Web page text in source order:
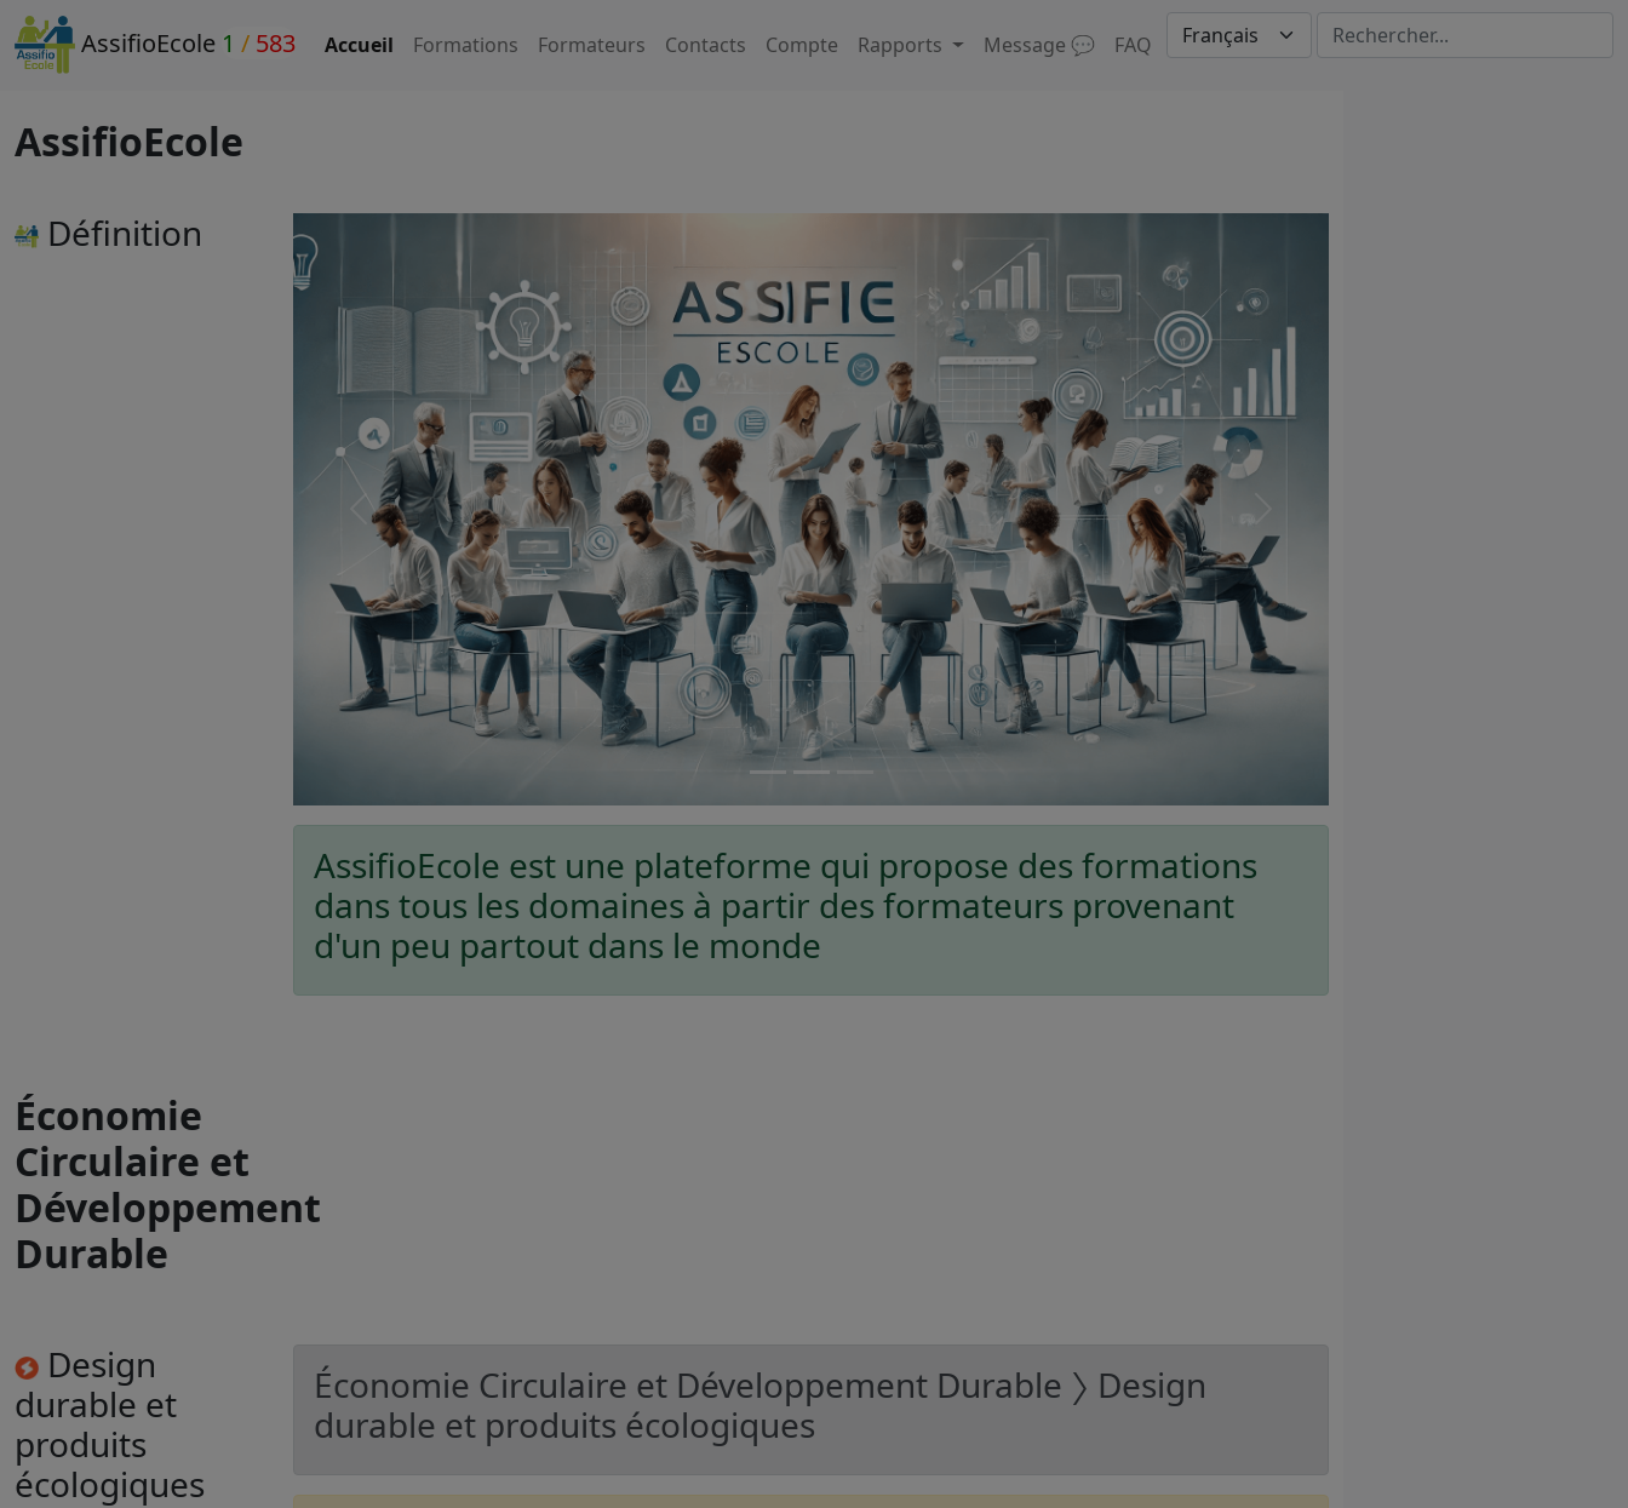
AssifioEcole 1 / 583 Accueil Formations Formateurs Contacts Compte Rapports Message 💬 FAQ
AssifioEcole
Définition
Précédant
AssifioEcole est une plateforme qui propose des formations
dans tous les domaines à partir des formateurs provenant
d'un peu partout dans le monde
Économie
Circulaire et
Développement
Durable
Design
durable et
produits
écologiques
Économie Circulaire et Développement Durable 〉 Design
durable et produits écologiques